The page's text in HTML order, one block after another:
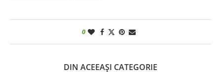
0
DIN ACEEAȘI CATEGORIE